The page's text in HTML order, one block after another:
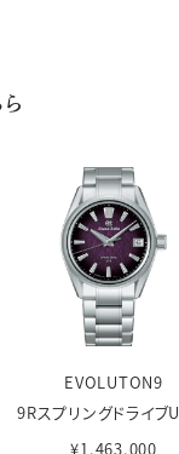
EVOLUTON9
9Rスプリングドライブ
¥1,463,000